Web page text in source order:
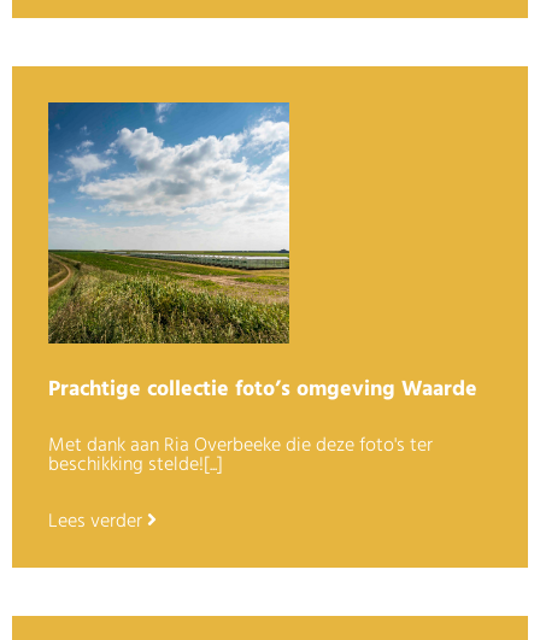
Prachtige collectie foto’s omgeving Waarde
Met dank aan Ria Overbeeke die deze foto's ter
beschikking stelde![...]
Lees verder